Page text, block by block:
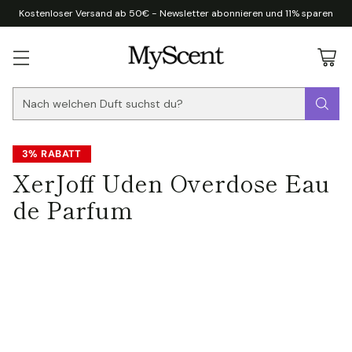
Nach welchen Duft suchst du?
Kostenloser Versand ab 50€ - Newsletter abonnieren und 11% sparen
3% RABATT
XerJoff Uden Overdose Eau
de Parfum